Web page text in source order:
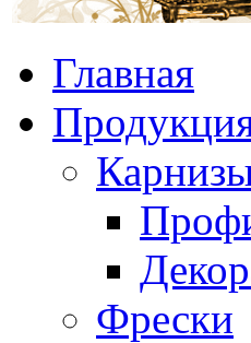
Главная
Фрески